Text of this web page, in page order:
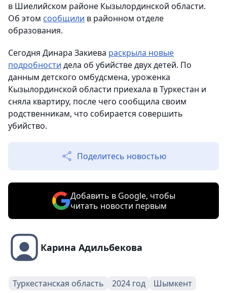
в Шиелийском районе Кызылординской области.
Об этом сообщили в районном отделе
образования.
Сегодня Динара Закиева раскрыла новые
подробности дела об убийстве двух детей. По
данным детского омбудсмена, уроженка
Кызылординской области приехала в Туркестан и
сняла квартиру, после чего сообщила своим
родственникам, что собирается совершить
убийство.
Поделитесь новостью
Добавить в Google, чтобы
читать новости первым
Карина Адильбекова
Туркестанская область 2024 год Шымкент